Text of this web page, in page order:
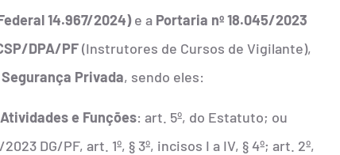
14.967/2024)e a Portaria nº 18.045/2023
DPA/PF(Instrutores de Cursos de Vigilante),
Segurança Privada, sendo eles:
e Funções: art. 5º, do Estatuto; ou
DG/PF, art. 1º, § 3º, incisos I a IV, § 4º; art. 2º,